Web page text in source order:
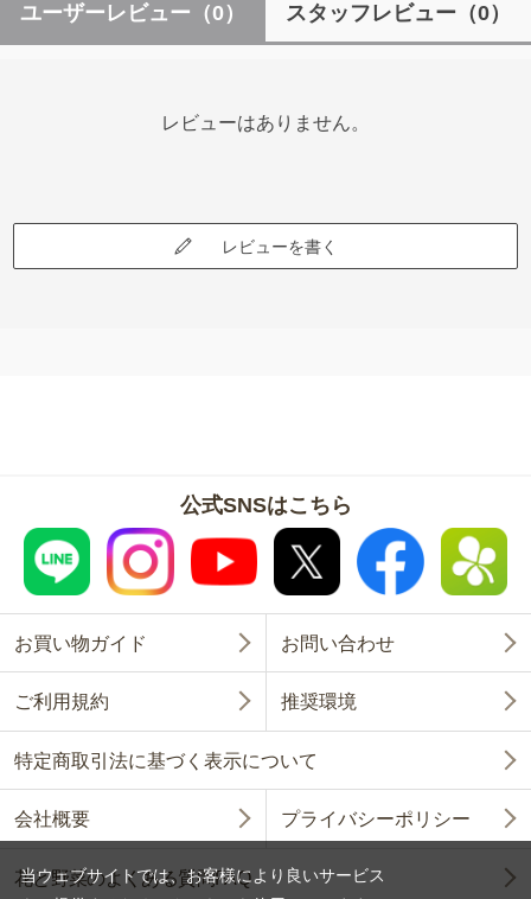
ユーザーレビュー （0） スタッフレビュー （0）
レビューはありません。
レビューを書く
公式SNSはこちら
お買い物ガイド お問い合わせ
ご利用規約 推奨環境
特定商取引法に基づく表示について
会社概要 プライバシーポリシー
花と野菜のよくある質問FAQ
当ウェブサイトでは、お客様により良いサービス